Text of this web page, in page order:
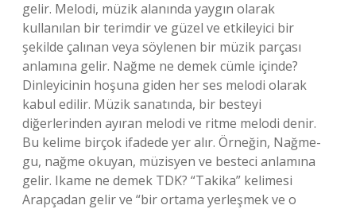
gelir. Melodi, müzik alanında yaygın olarak
kullanılan bir terimdir ve güzel ve etkileyici bir
şekilde çalınan veya söylenen bir müzik parçası
anlamına gelir. Nağme ne demek cümle içinde?
Dinleyicinin hoşuna giden her ses melodi olarak
kabul edilir. Müzik sanatında, bir besteyi
diğerlerinden ayıran melodi ve ritme melodi denir.
Bu kelime birçok ifadede yer alır. Örneğin, Nağme-
gu, nağme okuyan, müzisyen ve besteci anlamına
gelir. Ikame ne demek TDK? “Takika” kelimesi
Arapçadan gelir ve “bir ortama yerleşmek ve o